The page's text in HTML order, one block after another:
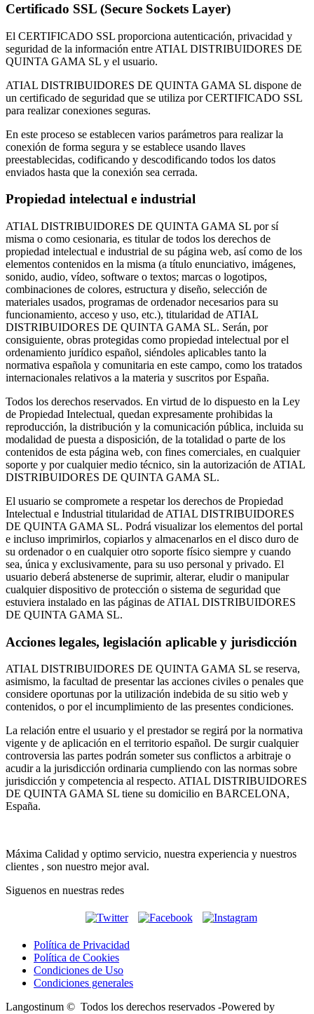
Certificado SSL (Secure Sockets Layer)
El CERTIFICADO SSL proporciona autenticación, privacidad y
seguridad de la información entre ATIAL DISTRIBUIDORES DE
QUINTA GAMA SL y el usuario.
ATIAL DISTRIBUIDORES DE QUINTA GAMA SL dispone de
un certificado de seguridad que se utiliza por CERTIFICADO SSL
para realizar conexiones seguras.
En este proceso se establecen varios parámetros para realizar la
conexión de forma segura y se establece usando llaves
preestablecidas, codificando y descodificando todos los datos
enviados hasta que la conexión sea cerrada.
Propiedad intelectual e industrial
ATIAL DISTRIBUIDORES DE QUINTA GAMA SL por sí
misma o como cesionaria, es titular de todos los derechos de
propiedad intelectual e industrial de su página web, así como de los
elementos contenidos en la misma (a título enunciativo, imágenes,
sonido, audio, vídeo, software o textos; marcas o logotipos,
combinaciones de colores, estructura y diseño, selección de
materiales usados, programas de ordenador necesarios para su
funcionamiento, acceso y uso, etc.), titularidad de ATIAL
DISTRIBUIDORES DE QUINTA GAMA SL. Serán, por
consiguiente, obras protegidas como propiedad intelectual por el
ordenamiento jurídico español, siéndoles aplicables tanto la
normativa española y comunitaria en este campo, como los tratados
internacionales relativos a la materia y suscritos por España.
Todos los derechos reservados. En virtud de lo dispuesto en la Ley
de Propiedad Intelectual, quedan expresamente prohibidas la
reproducción, la distribución y la comunicación pública, incluida su
modalidad de puesta a disposición, de la totalidad o parte de los
contenidos de esta página web, con fines comerciales, en cualquier
soporte y por cualquier medio técnico, sin la autorización de ATIAL
DISTRIBUIDORES DE QUINTA GAMA SL.
El usuario se compromete a respetar los derechos de Propiedad
Intelectual e Industrial titularidad de ATIAL DISTRIBUIDORES
DE QUINTA GAMA SL. Podrá visualizar los elementos del portal
e incluso imprimirlos, copiarlos y almacenarlos en el disco duro de
su ordenador o en cualquier otro soporte físico siempre y cuando
sea, única y exclusivamente, para su uso personal y privado. El
usuario deberá abstenerse de suprimir, alterar, eludir o manipular
cualquier dispositivo de protección o sistema de seguridad que
estuviera instalado en las páginas de ATIAL DISTRIBUIDORES
DE QUINTA GAMA SL.
Acciones legales, legislación aplicable y jurisdicción
ATIAL DISTRIBUIDORES DE QUINTA GAMA SL se reserva,
asimismo, la facultad de presentar las acciones civiles o penales que
considere oportunas por la utilización indebida de su sitio web y
contenidos, o por el incumplimiento de las presentes condiciones.
La relación entre el usuario y el prestador se regirá por la normativa
vigente y de aplicación en el territorio español. De surgir cualquier
controversia las partes podrán someter sus conflictos a arbitraje o
acudir a la jurisdicción ordinaria cumpliendo con las normas sobre
jurisdicción y competencia al respecto. ATIAL DISTRIBUIDORES
DE QUINTA GAMA SL tiene su domicilio en BARCELONA,
España.
Máxima Calidad y optimo servicio, nuestra experiencia y nuestros
clientes , son nuestro mejor aval.
Siguenos en nuestras redes
Política de Privacidad
Política de Cookies
Condiciones de Uso
Condiciones generales
Langostinum © Todos los derechos reservados -Powered by